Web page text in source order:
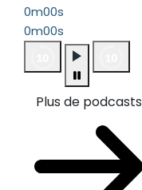
0m00s
0m00s
Plus de podcasts